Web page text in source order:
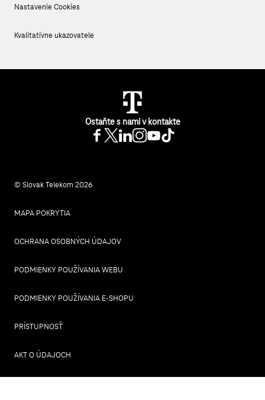
Nastavenie Cookies
Kvalitatívne ukazovatele
Ostaňte s nami v kontakte
© Slovak Telekom 2026
MAPA POKRYTIA
OCHRANA OSOBNÝCH ÚDAJOV
PODMIENKY POUŽÍVANIA WEBU
PODMIENKY POUŽÍVANIA E-SHOPU
PRÍSTUPNOSŤ
AKT O ÚDAJOCH